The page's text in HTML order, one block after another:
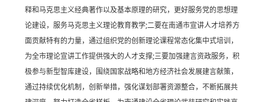
释和马克思主义经典著作以及基本原理的研究，更好服务党的思想理
论建设，服务马克思主义理论教育教学;二要在南通市宣讲人才培养方
面贡献特有的力量，通过组织党的创新理论课程常态化集中式培训，
为全市理论宣讲工作提供强大的人才支撑;三要加强建言资政服务，积
极参与新型智库建设，围绕国家战略和地方经济社会发展建言献策，
通过持续优化机制，创新举措，强化谋划部署资源整合，不断拓展共